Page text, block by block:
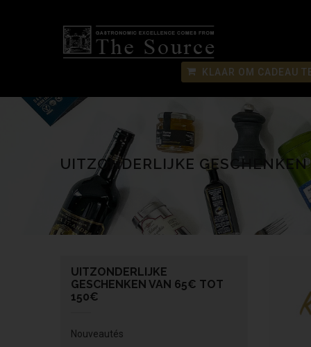
KLAAR OM CADEAU
UITZONDERLIJKE
UITZONDERLIJKE
GESCHENKEN VAN 65€ TOT
150€
Nouveautés